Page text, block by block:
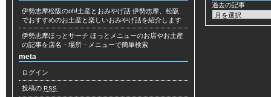
伊勢志摩松阪のoh!土産とおみやげ話 伊勢志摩、松阪
でおすすめのお土産と楽しいおみやげ話を紹介します
伊勢志摩ほっとサーチ ほっとメニューのお店やお土産
の記事を店名・場所・メニューで簡単検索
meta
ログイン
投稿の RSS
過去の記事